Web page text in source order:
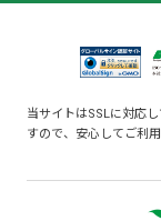
当サイトはSSLに対応
すので、安心してご利用